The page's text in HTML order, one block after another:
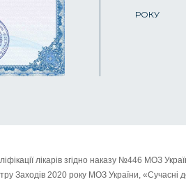
РОКУ
лікарів згідно наказу №446 МОЗ
Заходів 2020 року МОЗ України, «Сучасні